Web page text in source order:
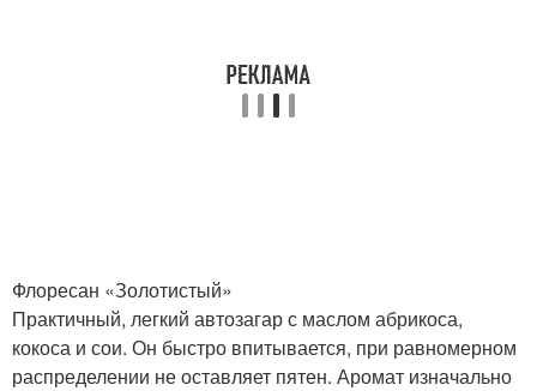
Флоресан «Золотистый»
Практичный, легкий автозагар с маслом абрикоса,
кокоса и сои. Он быстро впитывается, при равномерном
распределении не оставляет пятен. Аромат изначально